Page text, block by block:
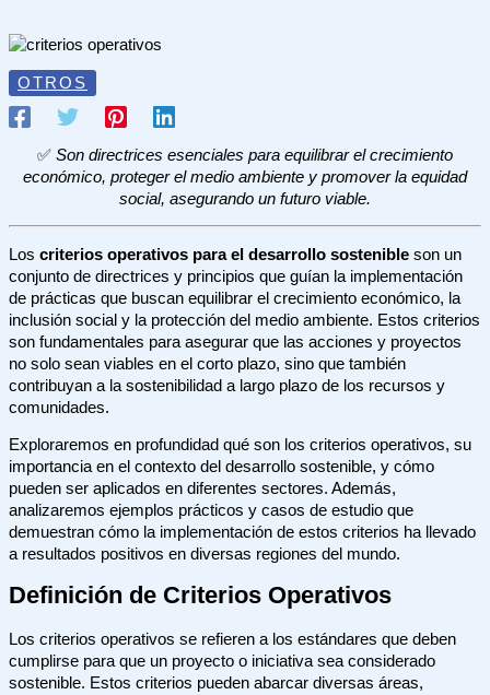
OTROS
✅ Son directrices esenciales para equilibrar el crecimiento
económico, proteger el medio ambiente y promover la equidad
social, asegurando un futuro viable.
Los criterios operativos para el desarrollo sostenible son un
conjunto de directrices y principios que guían la implementación
de prácticas que buscan equilibrar el crecimiento económico, la
inclusión social y la protección del medio ambiente. Estos criterios
son fundamentales para asegurar que las acciones y proyectos
no solo sean viables en el corto plazo, sino que también
contribuyan a la sostenibilidad a largo plazo de los recursos y
comunidades.
Exploraremos en profundidad qué son los criterios operativos, su
importancia en el contexto del desarrollo sostenible, y cómo
pueden ser aplicados en diferentes sectores. Además,
analizaremos ejemplos prácticos y casos de estudio que
demuestran cómo la implementación de estos criterios ha llevado
a resultados positivos en diversas regiones del mundo.
Definición de Criterios Operativos
Los criterios operativos se refieren a los estándares que deben
cumplirse para que un proyecto o iniciativa sea considerado
sostenible. Estos criterios pueden abarcar diversas áreas,